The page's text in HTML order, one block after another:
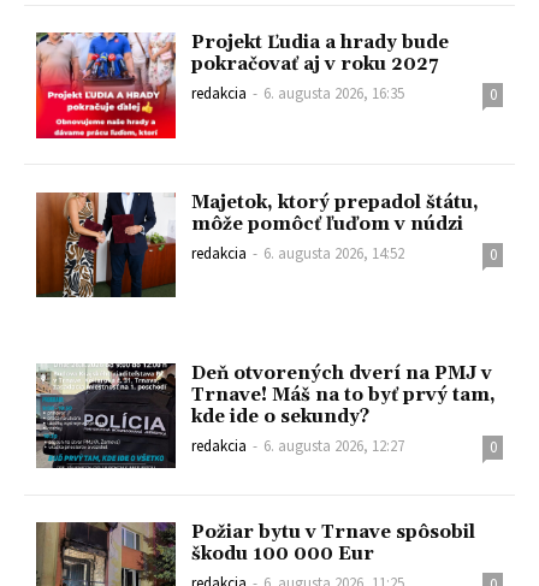
Projekt Ľudia a hrady bude
pokračovať aj v roku 2027
redakcia - 6. augusta 2026, 16:35 0
Majetok, ktorý prepadol štátu,
môže pomôcť ľuďom v núdzi
redakcia - 6. augusta 2026, 14:52 0
Deň otvorených dverí na PMJ v
Trnave! Máš na to byť prvý tam,
kde ide o sekundy?
redakcia - 6. augusta 2026, 12:27 0
Požiar bytu v Trnave spôsobil
škodu 100 000 Eur